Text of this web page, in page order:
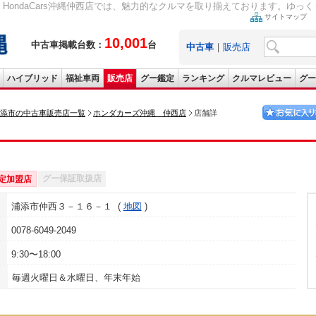
沖縄仲西店では、魅力的なクルマを取り揃えております。ゆっ
中古車掲載台数： 10,001台
サイトマップ
中古車 ｜ 販売店
ハイブリッド 福祉車両 販売店 グー鑑定 ランキング クルマレビュー グ
市の中古車販売店一覧 ホンダカーズ沖縄 仲西店 店舗詳
加盟店 グー保証取扱店
浦添市仲西３－１６－１ 地図
0078-6049-2049
9:30〜18:00
毎週火曜日＆水曜日、年末年始